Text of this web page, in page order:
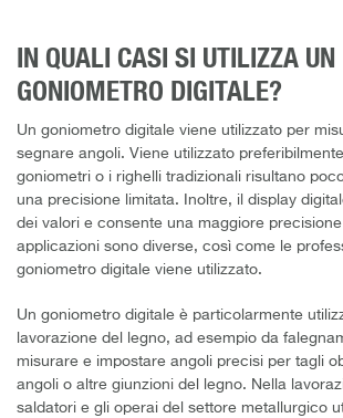
IN QUALI CASI SI UTILIZZA UN
GONIOMETRO DIGITALE?
Un goniometro digitale viene utilizzato per
segnare angoli. Viene utilizzato
goniometri o i righelli tradizionali risultano
una precisione limitata. Inoltre, il display
dei valori e consente una maggiore
applicazioni sono diverse, così come le
goniometro digitale viene utilizzato.
Un goniometro digitale è particolarmente
lavorazione del legno, ad esempio da
misurare e impostare angoli precisi per tagli
angoli o altre giunzioni del legno. Nella
saldatori e gli operai del settore metallurgico